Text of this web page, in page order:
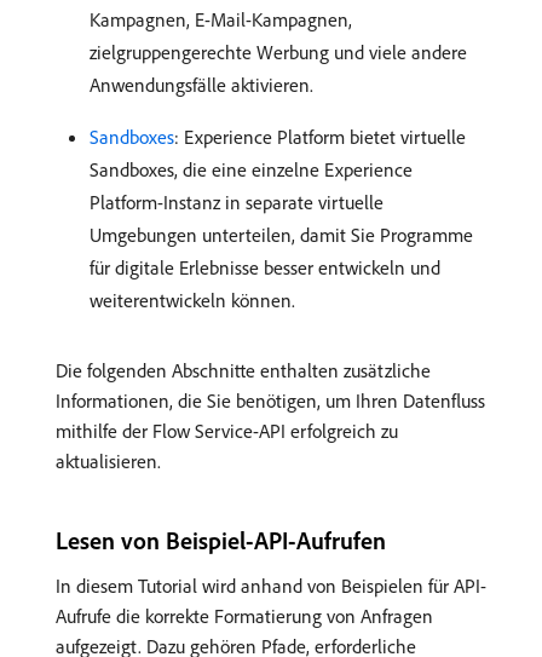
Kampagnen, E-Mail-Kampagnen,
zielgruppengerechte Werbung und viele andere
Anwendungsfälle aktivieren.
Sandboxes: Experience Platform bietet virtuelle
Sandboxes, die eine einzelne Experience
Platform-Instanz in separate virtuelle
Umgebungen unterteilen, damit Sie Programme
für digitale Erlebnisse besser entwickeln und
weiterentwickeln können.
Die folgenden Abschnitte enthalten zusätzliche
Informationen, die Sie benötigen, um Ihren Datenfluss
mithilfe der Flow Service-API erfolgreich zu
aktualisieren.
Lesen von Beispiel-API-Aufrufen
In diesem Tutorial wird anhand von Beispielen für API-
Aufrufe die korrekte Formatierung von Anfragen
aufgezeigt. Dazu gehören Pfade, erforderliche